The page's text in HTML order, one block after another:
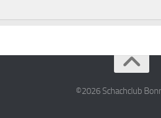
©2026 Schachclub